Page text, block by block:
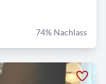
74% Nachlass